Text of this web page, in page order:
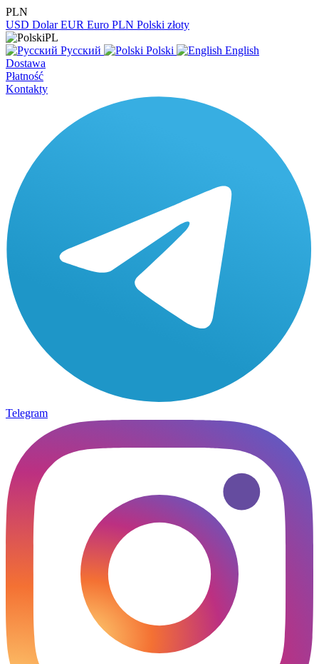
PLN
USD Dolar EUR Euro PLN Polski złoty
PL
Русский
Polski
English
Dostawa
Płatność
Kontakty
Telegram